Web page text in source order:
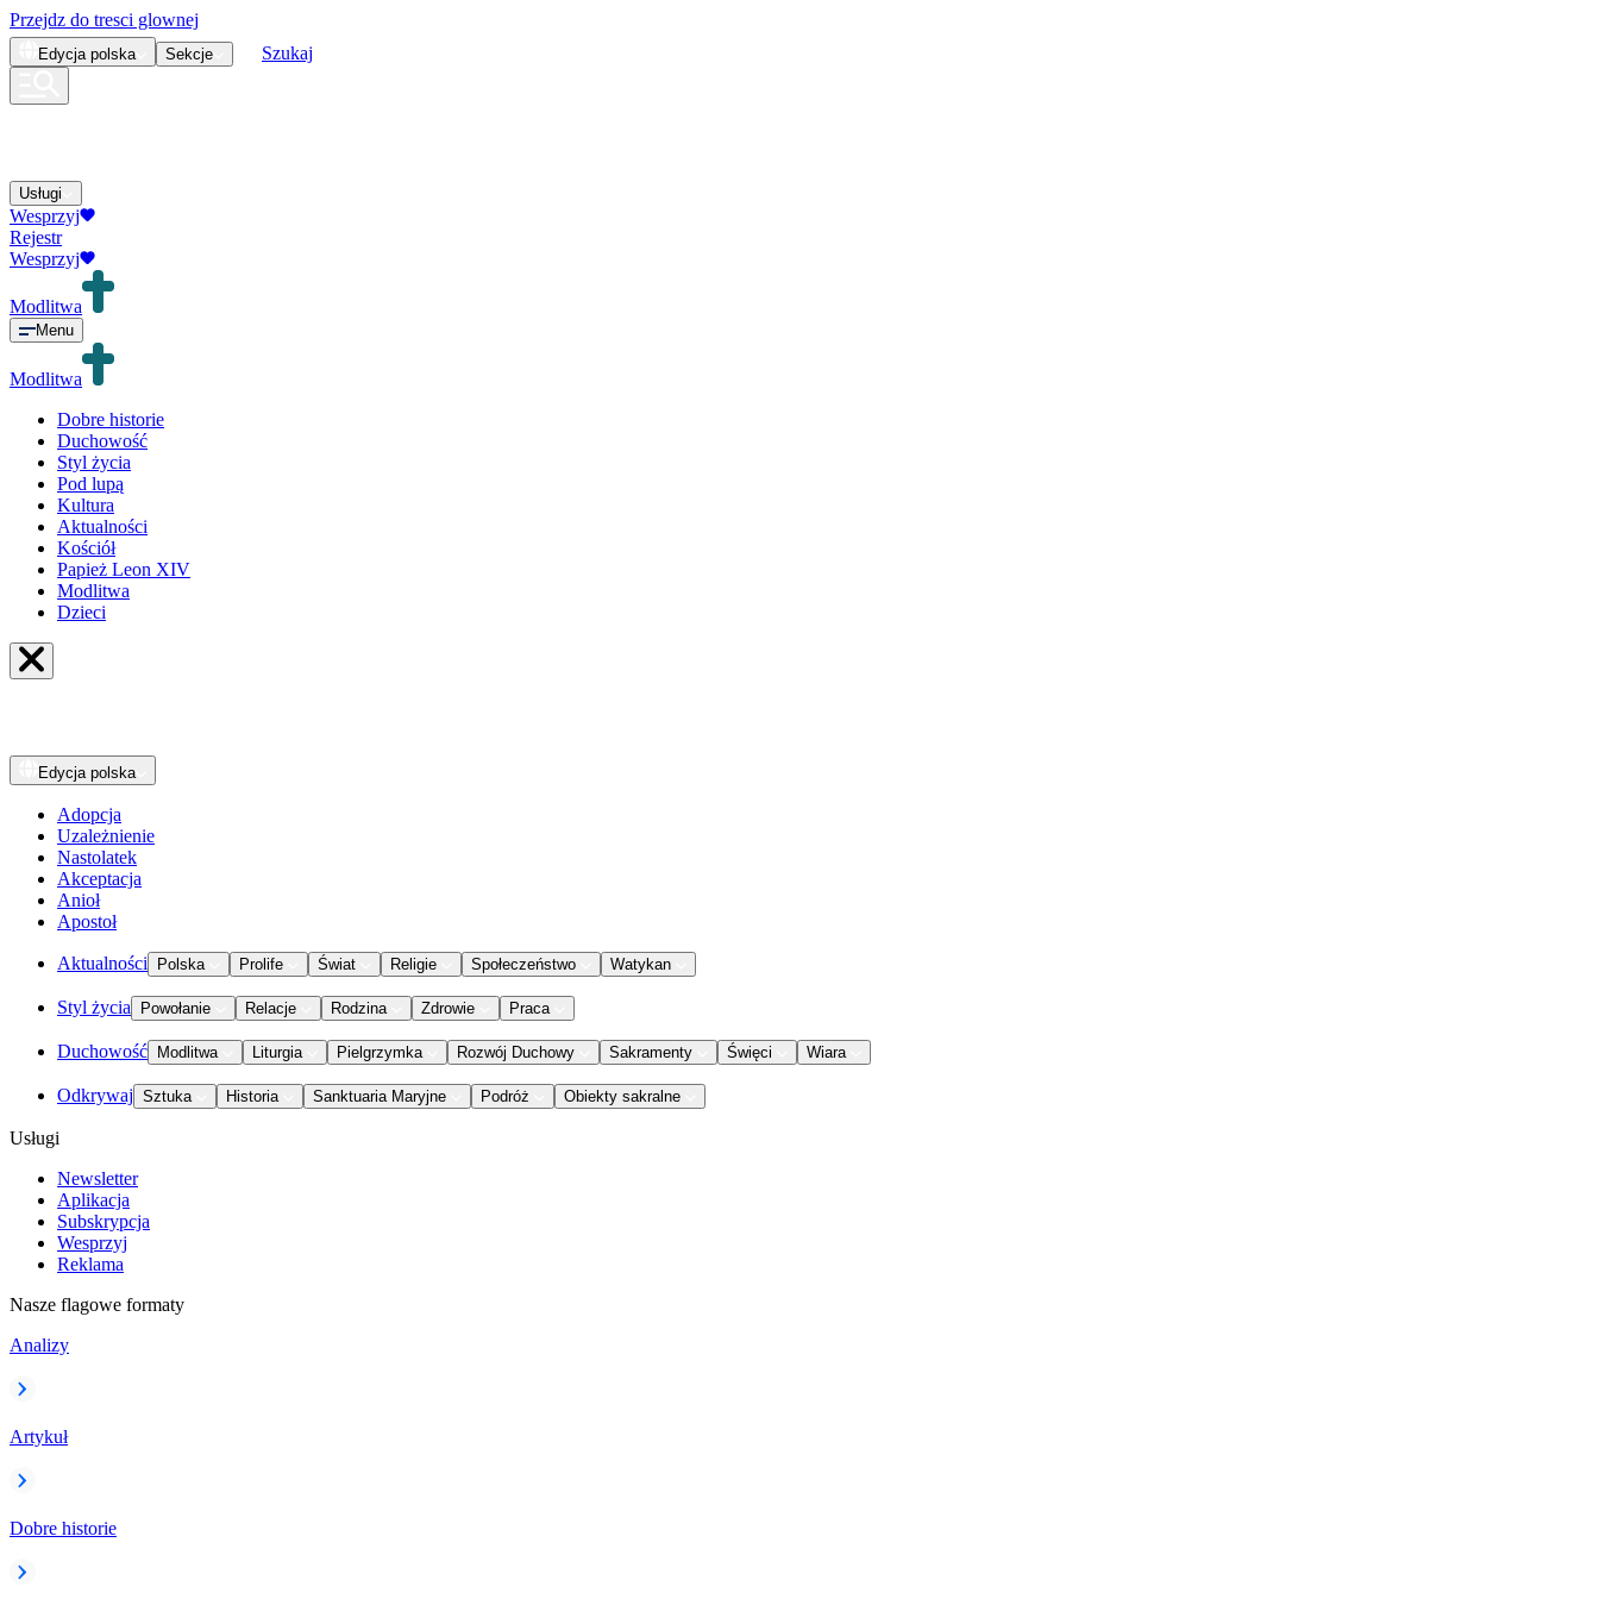
Przejdz do tresci glownej
Edycja polska Sekcje Szukaj
Usługi
Wesprzyj
Rejestr
Wesprzyj
Modlitwa
Menu
Modlitwa
Dobre historie
Duchowość
Styl życia
Pod lupą
Kultura
Aktualności
Kościół
Papież Leon XIV
Modlitwa
Dzieci
Edycja polska
Adopcja
Uzależnienie
Nastolatek
Akceptacja
Anioł
Apostoł
Aktualności Polska Prolife Świat Religie Społeczeństwo Watykan
Styl życia Powołanie Relacje Rodzina Zdrowie Praca
Duchowość Modlitwa Liturgia Pielgrzymka Rozwój Duchowy Sakramenty Święci Wiara
Odkrywaj Sztuka Historia Sanktuaria Maryjne Podróż Obiekty sakralne
Usługi
Newsletter
Aplikacja
Subskrypcja
Wesprzyj
Reklama
Nasze flagowe formaty
Analizy
Artykuł
Dobre historie